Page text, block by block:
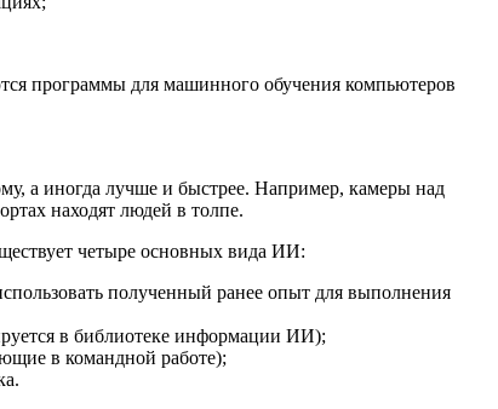
программы для машинного обучения компьютеров
а иногда лучше и быстрее. Например, камеры над
находят людей в толпе.
четыре основных вида ИИ:
полученный ранее опыт для выполнения
в библиотеке информации ИИ);
в командной работе);